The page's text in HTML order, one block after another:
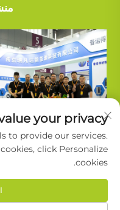
حقوق النشر © شركة نانجينغ
your privacy
to provide our services.
click Personalize
cookies.